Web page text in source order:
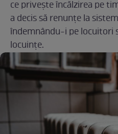
ce privește încălzirea pe
a decis să renunțe la
îndemnându-i pe locuitori
locuințe.